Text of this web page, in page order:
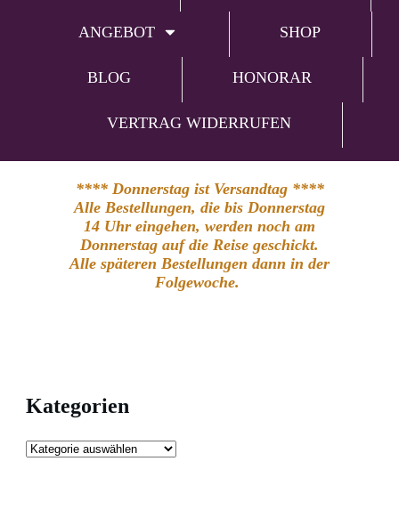
ANGEBOT SHOP
BLOG HONORAR
VERTRAG WIDERRUFEN
**** Donnerstag ist Versandtag ****
Alle Bestellungen, die bis Donnerstag
14 Uhr eingehen, werden noch am
Donnerstag auf die Reise geschickt.
Alle späteren Bestellungen dann in der
Folgewoche.
Kategorien